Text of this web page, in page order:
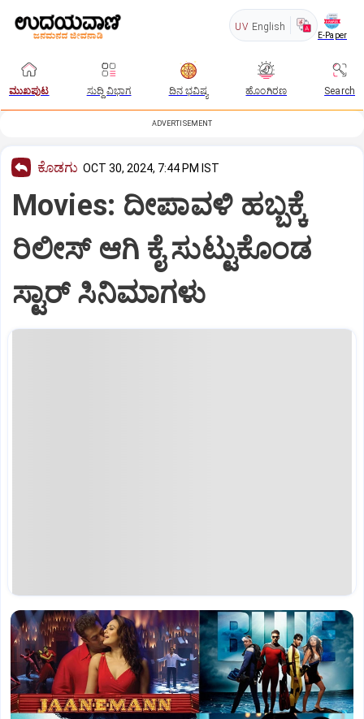
UV English
E-Paper
ಮುಖಪುಟ ಸುದ್ದಿ ವಿಭಾಗ ದಿನ ಭವಿಷ್ಯ ಹೊಂಗಿರಣ Search
ADVERTISEMENT
ಕೊಡಗು OCT 30, 2024, 7:44 PM IST
Movies: ದೀಪಾವಳಿ ಹಬ್ಬಕ್ಕೆ
ರಿಲೀಸ್‌ ಆಗಿ ಕೈ ಸುಟ್ಟುಕೊಂಡ
ಸ್ಟಾರ್‌ ಸಿನಿಮಾಗಳು